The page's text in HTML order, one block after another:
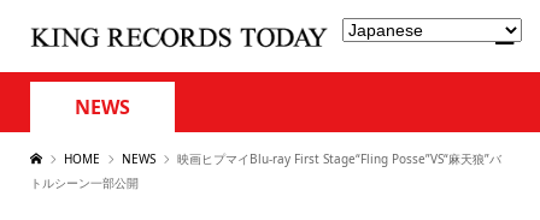
NEWS
HOME NEWS
映画ヒプマイBlu-ray First Stage“Fling Posse”VS“麻天狼”バ
トルシーン一部公開